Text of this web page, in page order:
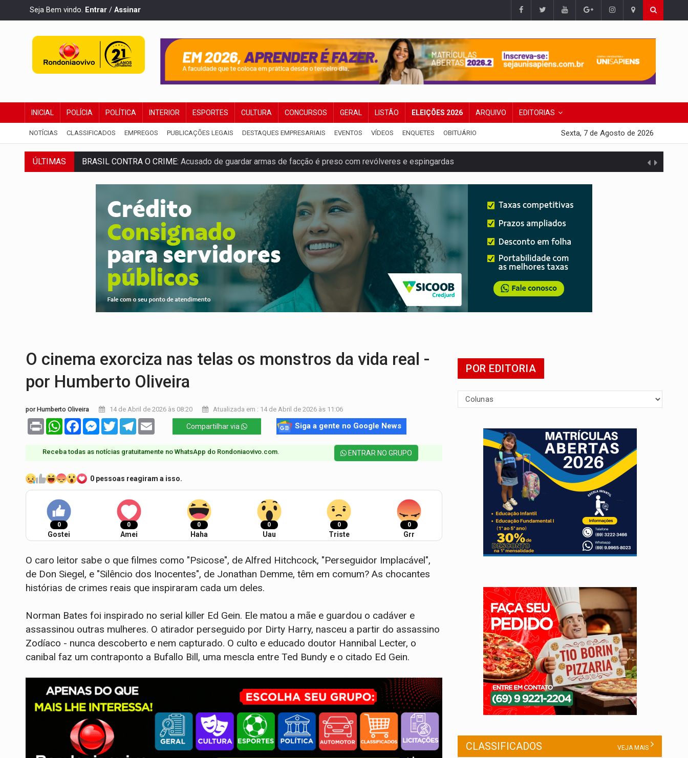
Seja Bem vindo. Entrar / Assinar
INICIAL POLÍCIA POLÍTICA INTERIOR ESPORTES CULTURA CONCURSOS GERAL LISTÃO ELEIÇÕES 2026 ARQUIVO EDITORIAS
NOTÍCIAS CLASSIFICADOS EMPREGOS PUBLICAÇÕES LEGAIS DESTAQUES EMPRESARIAIS EVENTOS VÍDEOS ENQUETES OBITUÁRIO Sexta, 7 de Agosto de 2026
ÚLTIMAS
BRASIL CONTRA O CRIME:Acusado de guardar armas de facção é preso com revólveres e espingardas
TRAGÉDIA:Sobe para cinco o número de mortos em colisão entre carreta e Fiat Uno na BR-364
TRANSPORTE DE ARROZ:MPF assegura cumprimento da legislação sobre transporte de cargas por empresa
DEEPFAKE: Sancionada lei contra violência sexual infantil na internet e via IA
COLEGIADO:Brasil e Rússia discutem energia nuclear, defesa e ciência em Brasília
URGENTE: Colisão entre caminhão e carro deixa quatro mortos e um em estado grave na BR
ENCONTRO: Amazônia Negra ganha projeção nacional com participação de Marcela Bonfim
PREVISÃO: Porto Velho tem chances de chuvas isoladas nesta sexta-feira (7)
SINDICATOS UNIDOS:Assembleia Geral delibera greve da educação municipal em Porto Velho
O cinema exorciza nas telas os monstros da vida real -
por Humberto Oliveira
por Humberto Oliveira 14 de Abril de 2026 às 08:20 Atualizada em : 14 de Abril de 2026 às 11:06
Print WhatsAppFacebookMessenger
TwitterTelegram Compartilhar via Siga a gente no Google News
Receba todas as notícias gratuitamente no WhatsApp do Rondoniaovivo.com.​ ENTRAR NO GRUPO
0 pessoas reagiram a isso.
0
Gostei
0
Amei
0
Haha
0
Uau
0
Triste
0
Grr
O caro leitor sabe o que filmes como "Psicose", de Alfred Hitchcock, "Perseguidor Implacável",
de Don Siegel, e "Silêncio dos Inocentes", de Jonathan Demme, têm em comum? As chocantes
histórias de crimes reais que inspiraram cada um deles.
Norman Bates foi inspirado no serial killer Ed Gein. Ele matou a mãe e guardou o cadáver e
assassinou outras mulheres. O atirador perseguido por Dirty Harry, nasceu a partir do assassino
Zodíaco - nunca descoberto e nem capturado. O culto e educado doutor Hannibal Lecter, o
canibal faz um contraponto a Bufallo Bill, uma mescla entre Ted Bundy e o citado Ed Gein.
POR EDITORIA
CLASSIFICADOS VEJA MAIS